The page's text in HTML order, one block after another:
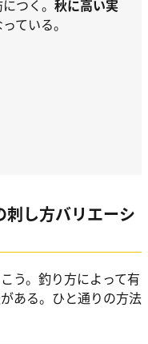
つく。 秋に高い実
ている。
刺し方バリエーシ
う。釣り方によって有
ある。ひと通りの方法